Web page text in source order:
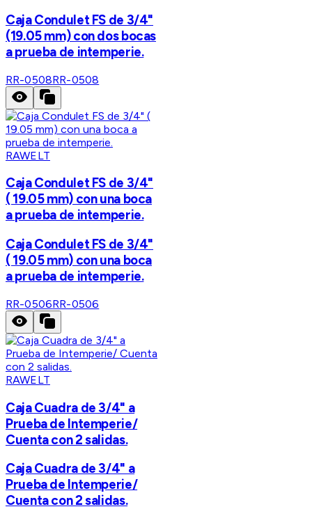
Caja Condulet FS de 3/4"
(19.05 mm) con dos bocas
a prueba de intemperie.
RR-0508RR-0508
RAWELT
Caja Condulet FS de 3/4"
( 19.05 mm) con una boca
a prueba de intemperie.
Caja Condulet FS de 3/4"
( 19.05 mm) con una boca
a prueba de intemperie.
RR-0506RR-0506
RAWELT
Caja Cuadra de 3/4" a
Prueba de Intemperie/
Cuenta con 2 salidas.
Caja Cuadra de 3/4" a
Prueba de Intemperie/
Cuenta con 2 salidas.